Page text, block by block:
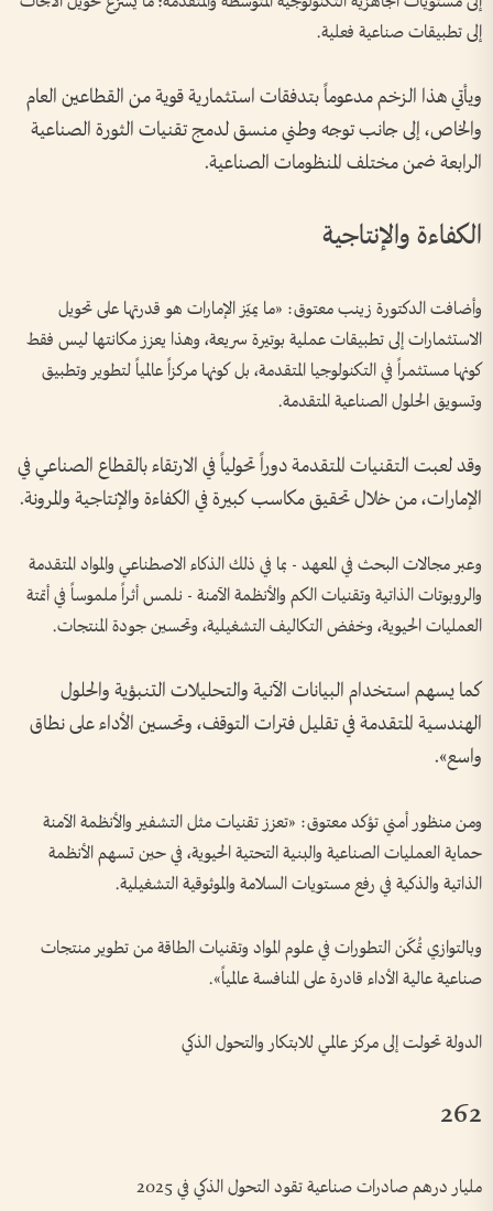
إلى تطبيقات صناعية فعلية.
ويأتي هذا الزخم مدعوماً بتدفقات استثمارية قوية من القطاعين العام
والخاص، إلى جانب توجه وطني منسق لدمج تقنيات الثورة الصناعية
الرابعة ضمن مختلف المنظومات الصناعية.
الكفاءة والإنتاجية
وأضافت الدكتورة زينب معتوق: «ما يميّز الإمارات هو قدرتها على تحويل
الاستثمارات إلى تطبيقات عملية بوتيرة سريعة، وهذا يعزز مكانتها ليس فقط
كونها مستثمراً في التكنولوجيا المتقدمة، بل كونها مركزاً عالمياً لتطوير وتطبيق
وتسويق الحلول الصناعية المتقدمة.
وقد لعبت التقنيات المتقدمة دوراً تحولياً في الارتقاء بالقطاع الصناعي في
الإمارات، من خلال تحقيق مكاسب كبيرة في الكفاءة والإنتاجية والمرونة.
وعبر مجالات البحث في المعهد - بما في ذلك الذكاء الاصطناعي والمواد المتقدمة
والروبوتات الذاتية وتقنيات الكم والأنظمة الآمنة - نلمس أثراً ملموساً في أتمتة
العمليات الحيوية، وخفض التكاليف التشغيلية، وتحسين جودة المنتجات.
كما يسهم استخدام البيانات الآنية والتحليلات التنبؤية والحلول
الهندسية المتقدمة في تقليل فترات التوقف، وتحسين الأداء على نطاق
واسع».
ومن منظور أمني تؤكد معتوق: «تعزز تقنيات مثل التشفير والأنظمة الآمنة
حماية العمليات الصناعية والبنية التحتية الحيوية، في حين تسهم الأنظمة
الذاتية والذكية في رفع مستويات السلامة والموثوقية التشغيلية.
وبالتوازي تُمكّن التطورات في علوم المواد وتقنيات الطاقة من تطوير منتجات
صناعية عالية الأداء قادرة على المنافسة عالمياً».
الدولة تحولت إلى مركز عالمي للابتكار والتحول الذكي
262
مليار درهم صادرات صناعية تقود التحول الذكي في 2025